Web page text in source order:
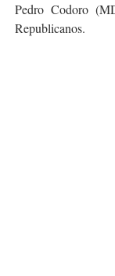
Pedro Codoro
Republicanos.